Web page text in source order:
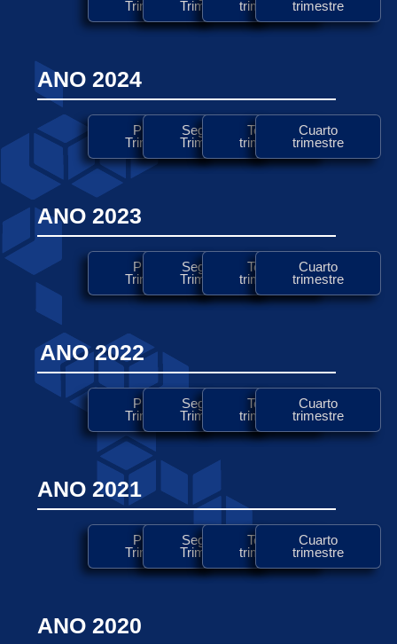
TrimestreTrimestre
trimestre
trimestre
ANO 2024
Primer
Trimestre
Segundo
Trimestre
Tercer
trimestre
Cuarto
trimestre
ANO 2023
Primer
Trimestre
Segundo
Trimestre
Tercer
trimestre
Cuarto
trimestre
ANO 2022
Primer
Trimestre
Segundo
Trimestre
Tercer
trimestre
Cuarto
trimestre
ANO 2021
Primer
Trimestre
Segundo
Trimestre
Tercer
trimestre
Cuarto
trimestre
ANO 2020